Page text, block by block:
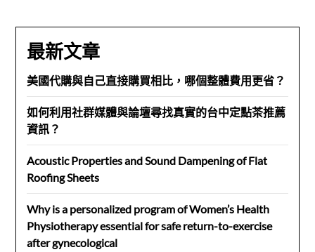
最新文章
美國代購與自己直接購買相比，哪個整體費用更省？
如何利用社群媒體與論壇尋找真實的台中定點茶推薦
資訊？
Acoustic Properties and Sound Dampening of Flat
Roofing Sheets
Why is a personalized program of Women’s Health
Physiotherapy essential for safe return-to-exercise
after gynecological